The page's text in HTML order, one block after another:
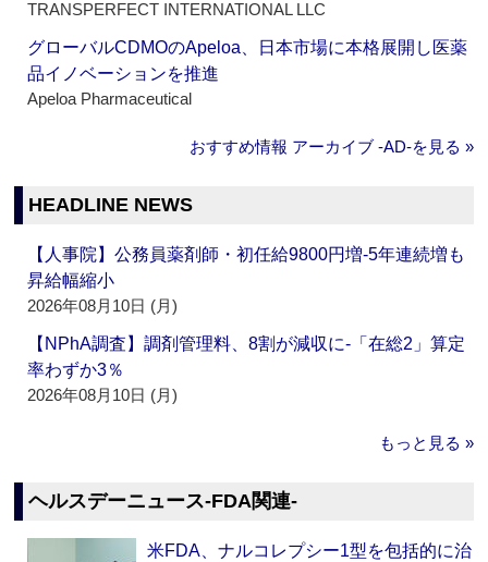
TRANSPERFECT INTERNATIONAL LLC
グローバルCDMOのApeloa、日本市場に本格展開し医薬
品イノベーションを推進
Apeloa Pharmaceutical
おすすめ情報 アーカイブ ‐AD‐を見る »
HEADLINE NEWS
【人事院】公務員薬剤師・初任給9800円増‐5年連続増も
昇給幅縮小
2026年08月10日 (月)
【NPhA調査】調剤管理料、8割が減収に‐「在総2」算定
率わずか3％
2026年08月10日 (月)
もっと見る »
ヘルスデーニュース‐FDA関連‐
米FDA、ナルコレプシー1型を包括的に治